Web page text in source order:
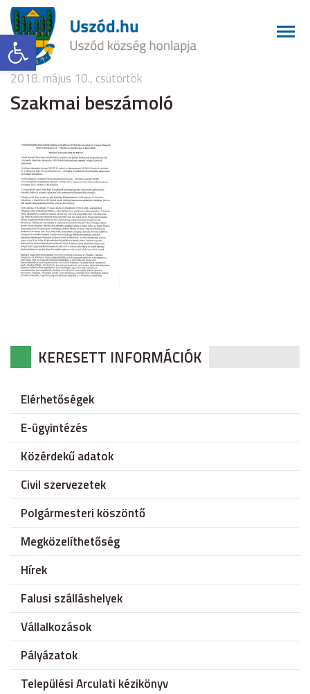
Eszköztár megnyitása
2018. május 10., csütörtök
Szakmai beszámoló
KERESETT INFORMÁCIÓK
Elérhetőségek
E-ügyintézés
Közérdekű adatok
Civil szervezetek
Polgármesteri köszöntő
Megközelíthetőség
Hírek
Falusi szálláshelyek
Vállalkozások
Pályázatok
Települési Arculati kézikönyv